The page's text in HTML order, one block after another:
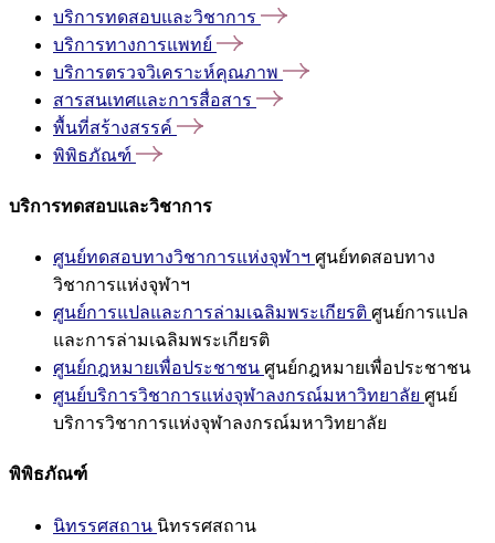
บริการทดสอบและวิชาการ
บริการทางการแพทย์
บริการตรวจวิเคราะห์คุณภาพ
สารสนเทศและการสื่อสาร
พื้นที่สร้างสรรค์
พิพิธภัณฑ์
บริการทดสอบและวิชาการ
ศูนย์ทดสอบทางวิชาการแห่งจุฬาฯ ศูนย์ทดสอบทาง
วิชาการแห่งจุฬาฯ
ศูนย์การแปลและการล่ามเฉลิมพระเกียรติ ศูนย์การแปล
และการล่ามเฉลิมพระเกียรติ
ศูนย์กฎหมายเพื่อประชาชน ศูนย์กฎหมายเพื่อประชาชน
ศูนย์บริการวิชาการแห่งจุฬาลงกรณ์มหาวิทยาลัย ศูนย์
บริการวิชาการแห่งจุฬาลงกรณ์มหาวิทยาลัย
พิพิธภัณฑ์
นิทรรศสถาน นิทรรศสถาน